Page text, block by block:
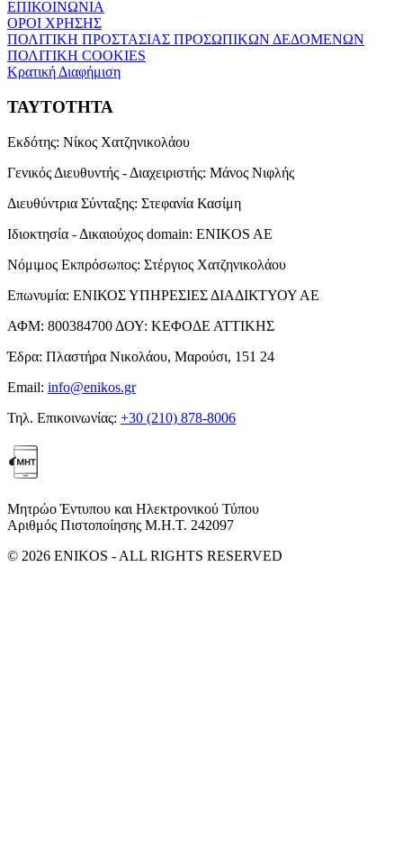
ΕΠΙΚΟΙΝΩΝΙΑ
ΟΡΟΙ ΧΡΗΣΗΣ
ΠΟΛΙΤΙΚΗ ΠΡΟΣΤΑΣΙΑΣ ΠΡΟΣΩΠΙΚΩΝ ΔΕΔΟΜΕΝΩΝ
ΠΟΛΙΤΙΚΗ COOKIES
Κρατική Διαφήμιση
ΤΑΥΤΟΤΗΤΑ
Εκδότης: Νίκος Χατζηνικολάου
Γενικός Διευθυντής - Διαχειριστής: Μάνος Νιφλής
Διευθύντρια Σύνταξης: Στεφανία Κασίμη
Ιδιοκτησία - Δικαιούχος domain: ENIKOS AE
Νόμιμος Εκπρόσωπος: Στέργιος Χατζηνικολάου
Επωνυμία: ΕΝΙΚΟΣ ΥΠΗΡΕΣΙΕΣ ΔΙΑΔΙΚΤΥΟΥ ΑΕ
ΑΦΜ: 800384700 ΔΟΥ: ΚΕΦΟΔΕ ΑΤΤΙΚΗΣ
Έδρα: Πλαστήρα Νικολάου, Μαρούσι, 151 24
Email: info@enikos.gr
Τηλ. Επικοινωνίας: +30 (210) 878-8006
Μητρώο Έντυπου και Ηλεκτρονικού Τύπου
Αριθμός Πιστοποίησης Μ.Η.Τ. 242097
© 2026 ENIKOS - ALL RIGHTS RESERVED